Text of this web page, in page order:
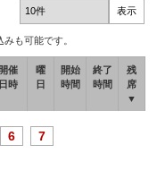
も可能です。
開催
日時
曜
日
開始
時間
終了
時間
残
席
▼
6 7